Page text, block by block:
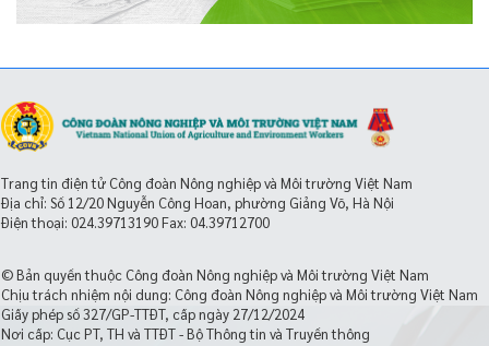
Trang tin điện tử Công đoàn Nông nghiệp và Môi trường Việt Nam
Địa chỉ: Số 12/20 Nguyễn Công Hoan, phường Giảng Võ, Hà Nội
Điện thoại: 024.39713190Fax: 04.39712700
© Bản quyền thuộc Công đoàn Nông nghiệp và Môi trường Việt Nam
Chịu trách nhiệm nội dung: Công đoàn Nông nghiệp và Môi trường Việt Nam
Giấy phép số 327/GP-TTĐT, cấp ngày 27/12/2024
Nơi cấp: Cục PT, TH và TTĐT - Bộ Thông tin và Truyền thông